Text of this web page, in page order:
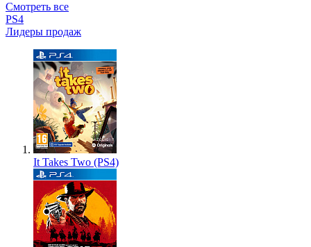
Смотреть все
PS4
Лидеры продаж
It Takes Two (PS4)